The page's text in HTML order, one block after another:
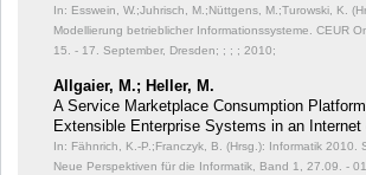
In: Esswein, W.;Juhrisch, M.;Nüttgens, M.;Turowski, K.
Modellierung betrieblicher Informationssysteme. CEUR
15. - 17. September, Dresden; ; ; ; 2010;
Allgaier, M.; Heller, M.
A Service Marketplace Consumption
Extensible Enterprise Systems in an
In: Fähnrich, K.-P.;Franczyk, B. (Hrsg.): Informatik 2010.
Neue Perspektiven für die Informatik, Band 1, 27.09. -